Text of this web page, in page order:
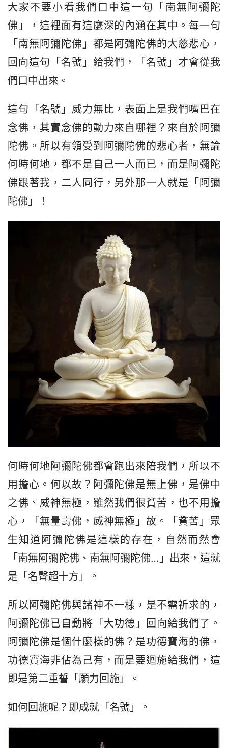
大家不要小看我們口中這一句「南無阿彌陀
佛」，這裡面有這麼深的內涵在其中。每一句
「南無阿彌陀佛」都是阿彌陀佛的大慈悲心，
回向這句「名號」給我們，「名號」才會從我
們口中出來。
這句「名號」威力無比，表面上是我們嘴巴在
念佛，其實念佛的動力來自哪裡？來自於阿彌
陀佛。所以有領受到阿彌陀佛的悲心者，無論
何時何地，都不是自己一人而已，而是阿彌陀
佛跟著我，二人同行，另外那一人就是「阿彌
陀佛」！
何時何地阿彌陀佛都會跑出來陪我們，所以不
用擔心。何以故？阿彌陀佛是無上佛，是佛中
之佛、威神無極，雖然我們很貧苦，也不用擔
心，「無量壽佛，威神無極」故。「貧苦」眾
生知道阿彌陀佛是這樣的存在，自然而然會
「南無阿彌陀佛、南無阿彌陀佛…」出來，這就
是「名聲超十方」。
所以阿彌陀佛與諸神不一樣，是不需祈求的，
阿彌陀佛已自動將「大功德」回向給我們了。
阿彌陀佛是個什麼樣的佛？是功德寶海的佛，
功德寶海非佔為己有，而是要迴施給我們，這
即是第二重誓「願力回施」。
如何回施呢？即成就「名號」。